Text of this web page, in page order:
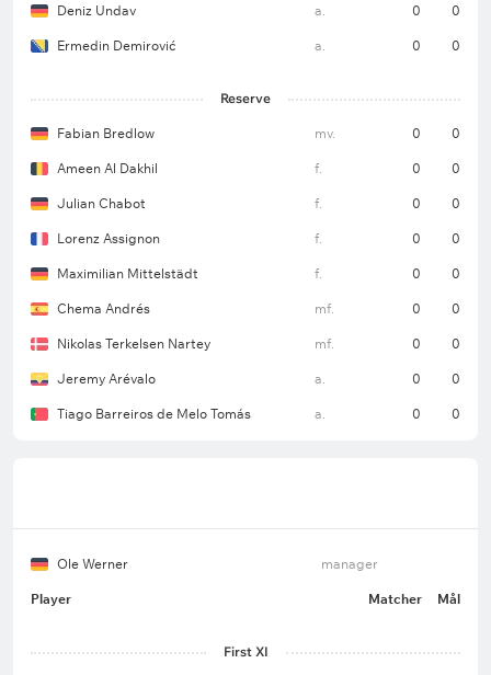
Deniz Undav a. 0 0
Ermedin Demirović a. 0 0
Reserve
Fabian Bredlow mv. 0 0
Ameen Al Dakhil f. 0 0
Julian Chabot f. 0 0
Lorenz Assignon f. 0 0
Maximilian Mittelstädt f. 0 0
Chema Andrés mf. 0 0
Nikolas Terkelsen Nartey mf. 0 0
Jeremy Arévalo a. 0 0
Tiago Barreiros de Melo Tomás a. 0 0
Ole Werner manager
Player Matcher Mål
First XI